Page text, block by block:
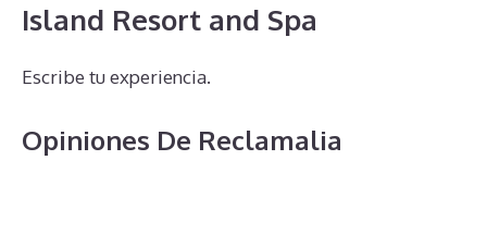
Island Resort and Spa
Escribe tu experiencia.
Opiniones De Reclamalia